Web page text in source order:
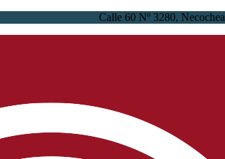
Calle 60 Nº 3280, Necochea